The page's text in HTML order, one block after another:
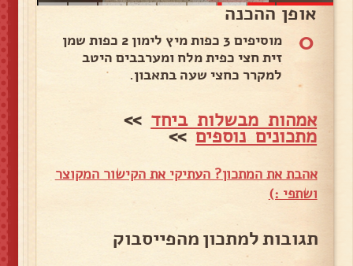
אופן ההכנה
0
מוסיפים 3 כפות מיץ לימון 2 כפות שמן
זית חצי כפית מלח ומערבבים היטב
למקרר כחצי שעה בתאבון.
אמהות מבשלות ביחד >>
מתכונים נוספים>>
אהבת את המתכון? העתיקי את הקישור המקוצר
ושתפי :)
תגובות למתכון מהפייסבוק